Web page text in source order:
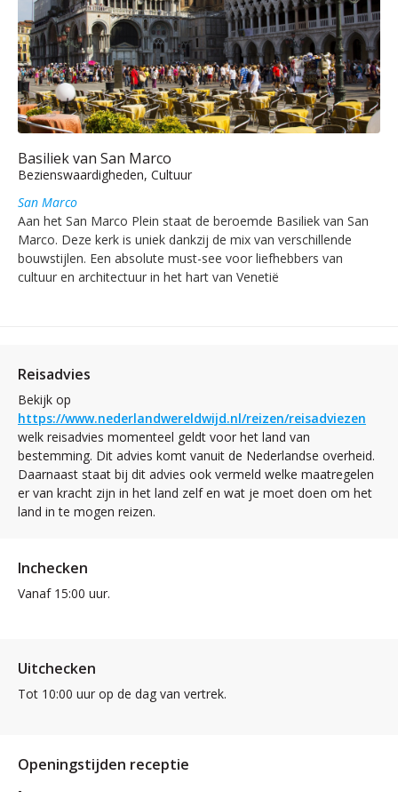
Basiliek van San Marco
Bezienswaardigheden, Cultuur
San Marco
Aan het San Marco Plein staat de beroemde Basiliek van San
Marco. Deze kerk is uniek dankzij de mix van verschillende
bouwstijlen. Een absolute must-see voor liefhebbers van
cultuur en architectuur in het hart van Venetië
Reisadvies
Bekijk op
https://www.nederlandwereldwijd.nl/reizen/reisadviezen
welk reisadvies momenteel geldt voor het land van
bestemming. Dit advies komt vanuit de Nederlandse overheid.
Daarnaast staat bij dit advies ook vermeld welke maatregelen
er van kracht zijn in het land zelf en wat je moet doen om het
land in te mogen reizen.
Inchecken
Vanaf 15:00 uur.
Uitchecken
Tot 10:00 uur op de dag van vertrek.
Openingstijden receptie
-